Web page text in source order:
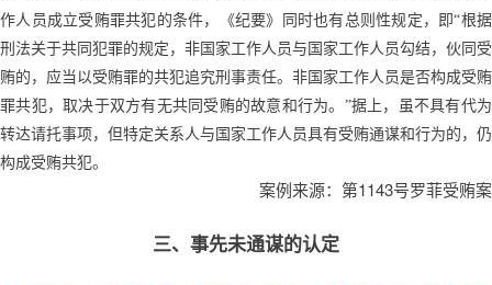
作人员成立受贿罪共犯的条件，《纪要》同时也有总则性规定，即“根据
刑法关于共同犯罪的规定，非国家工作人员与国家工作人员勾结，伙同受
贿的，应当以受贿罪的共犯追究刑事责任。非国家工作人员是否构成受贿
罪共犯，取决于双方有无共同受贿的故意和行为。”据上，虽不具有代为
转达请托事项，但特定关系人与国家工作人员具有受贿通谋和行为的，仍
构成受贿共犯。
案例来源：第1143号罗菲受贿案
三、事先未通谋的认定